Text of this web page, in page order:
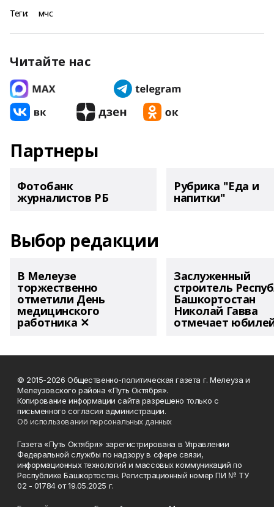
Теги: мчс
Читайте нас
Партнеры
Фотобанк
журналистов РБ
Рубрика "Еда и
напитки"
Выбор редакции
В Мелеузе
торжественно
отметили День
медицинского
работника ✕
Заслуженный
строитель
Башкортостан
Николай Гавва
отмечает
© 2015-2026 Общественно-политическая газета г. Мелеуза и
Мелеузовского района «Путь Октября».
Копирование информации сайта разрешено только с
письменного согласия администрации.
Об использовании персональных данных
Газета «Путь Октября» зарегистрирована в Управлении
Федеральной службы по надзору в сфере связи,
информационных технологий и массовых коммуникаций по
Республике Башкортостан. Регистрационный номер ПИ № ТУ
02 - 01784 от 19.05.2025 г.